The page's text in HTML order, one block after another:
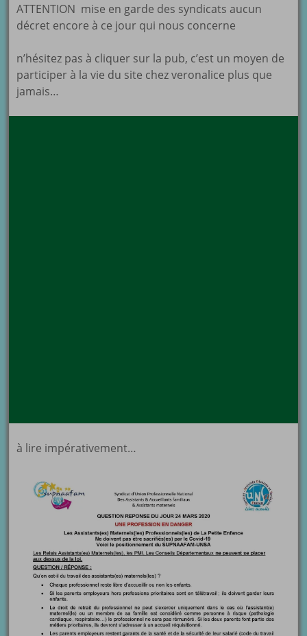
ATTENTION mise en garde des syndicats aucun
décret encore à ce jour qui nous concerne
n’hésitez pas à cliquer sur la pub, c’est un moyen de
participer à la vie du site chez veronalice plus que
jamais…
à lire impérativement…